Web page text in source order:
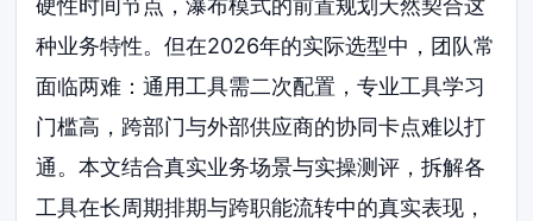
硬性时间节点，瀑布模式的前置规划天然契合这
种业务特性。但在2026年的实际选型中，团队常
面临两难：通用工具需二次配置，专业工具学习
门槛高，跨部门与外部供应商的协同卡点难以打
通。本文结合真实业务场景与实操测评，拆解各
工具在长周期排期与跨职能流转中的真实表现，